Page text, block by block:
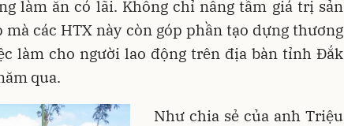
làm ăn có lãi. Không chỉ nâng tầm giá trị sản
các HTX này còn góp phần tạo dựng thương
làm cho người lao động trên địa bàn tỉnh Đắk
qua.
Như chia sẻ của anh Triệu